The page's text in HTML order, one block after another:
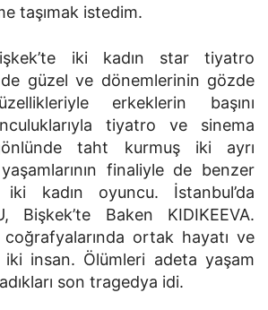
taşımak istedim.
iki kadın star tiyatro
güzel ve dönemlerinin gözde
erkeklerin başını
tiyatro ve sinema
taht kurmuş iki ayrı
finaliyle de benzer
kadın oyuncu. İstanbul’da
Bişkek’te Baken KIDIKEEVA.
coğrafyalarında ortak hayatı ve
insan. Ölümleri adeta yaşam
son tragedya idi.